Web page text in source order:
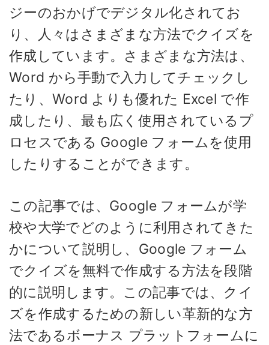
ジーのおかげでデジタル化されてお
り、人々はさまざまな方法でクイズを
作成しています。さまざまな方法は、
Word から手動で入力してチェックし
たり、Word よりも優れた Excel で作
成したり、最も広く使用されているプ
ロセスである Google フォームを使用
したりすることができます。
この記事では、Google フォームが学
校や大学でどのように利用されてきた
かについて説明し、Google フォーム
でクイズを無料で作成する方法を段階
的に説明します。この記事では、クイ
ズを作成するための新しい革新的な方
法であるボーナス プラットフォームに